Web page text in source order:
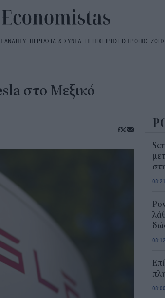
ΑΝΑΠΤΥΞΗΕΡΓΑΣΙΑ & ΣΥΝΤΑΞΗΕΠΙΧΕΙΡΗΣΕΙΣΤΡΟΠΟΣ ΖΩΗΣ
στο Μεξικό
08:21
08:12
08:00